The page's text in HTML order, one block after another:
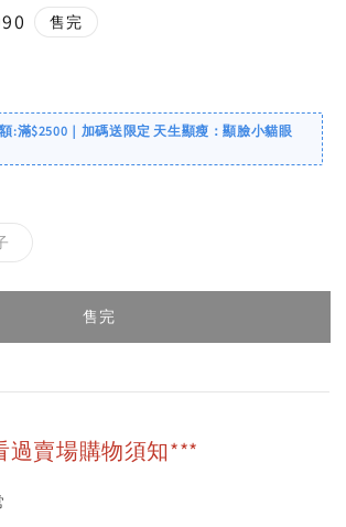
售完
:滿$2500｜加碼送限定 天生顯瘦：顯臉小貓眼
售完
過賣場購物須知***